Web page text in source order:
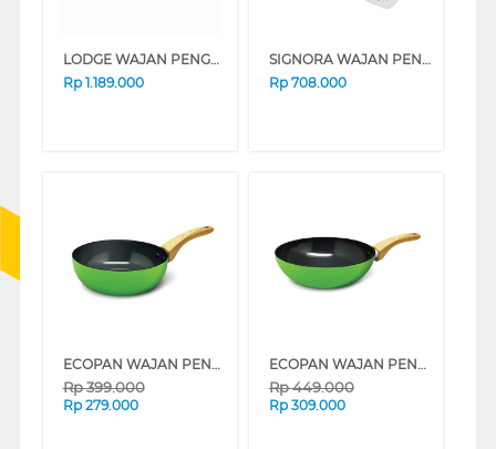
LODGE WAJAN PENGGORENGAN 26 CM DEEP FRYPAN L8DSK3
Rp 1.189.000
SIGNORA WAJAN PENGGORENGAN 28 CM DEEP SQUARE FRYPAN SG-2208SP
Rp 708.000
ECOPAN WAJAN PENGGORENGAN 24 CM ELEMENTS DEEP FRYPAN NCENTDW24PCS
Rp399.000
Rp 279.000
ECOPAN WAJAN PENGGORENGAN 28 CM ELEMENTS DEEP FRYPAN NCENTSF28PCS
Rp449.000
Rp 309.000